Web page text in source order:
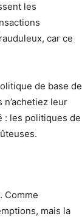
les
car ce
de base de
leur
: les politiques de
Comme
mais la